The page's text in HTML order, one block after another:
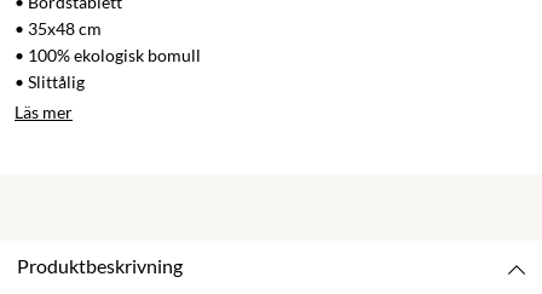
• 35x48 cm
• 100% ekologisk bomull
• Slittålig
Läs mer
Produktbeskrivning